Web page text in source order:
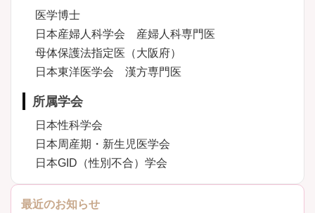
医学博士
日本産婦人科学会 産婦人科専門医
母体保護法指定医（大阪府）
日本東洋医学会 漢方専門医
所属学会
日本性科学会
日本周産期・新生児医学会
日本GID（性別不合）学会
最近のお知らせ